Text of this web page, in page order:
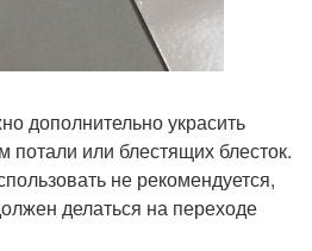
дополнительно украсить
потали или блестящих блесток.
не рекомендуется,
делаться на переходе